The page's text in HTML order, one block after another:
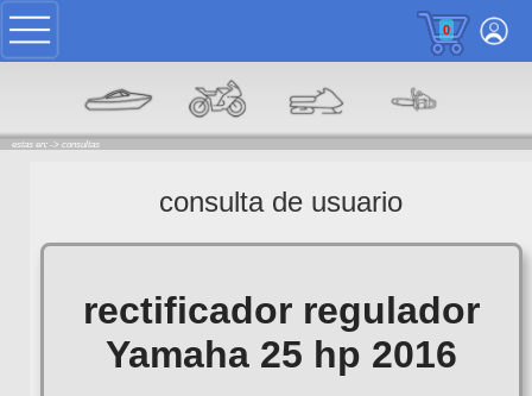
0
estas en: -> consultas
consulta de usuario
rectificador regulador
Yamaha 25 hp 2016